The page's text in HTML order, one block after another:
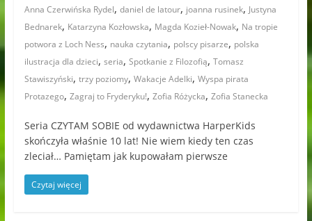
Anna Czerwińska Rydel, daniel de latour, joanna rusinek, Justyna
Bednarek, Katarzyna Kozłowska, Magda Kozieł-Nowak, Na tropie
potwora z Loch Ness, nauka czytania, polscy pisarze, polska
ilustracja dla dzieci, seria, Spotkanie z Filozofią, Tomasz
Stawiszyński, trzy poziomy, Wakacje Adelki, Wyspa pirata
Protazego, Zagraj to Fryderyku!, Zofia Różycka, Zofia Stanecka
Seria CZYTAM SOBIE od wydawnictwa HarperKids
skończyła właśnie 10 lat! Nie wiem kiedy ten czas
zleciał… Pamiętam jak kupowałam pierwsze
Czytaj więcej